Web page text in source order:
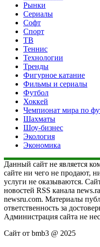
Рынки
Сериалы
Софт
Спорт
ТВ
Теннис
Технологии
Тренды
Фигурное катание
Фильмы и сериалы
Футбол
Хоккей
Чемпионат мира по
Шахматы
Шоу-бизнес
Экология
Экономика
Данный сайт не является
сайте ни чего не продают,
услуги не оказываются.
новостей RSS канала
newsru.com. Материалы
ответственность за
Администрация сайта не
Сайт от bmb3 @ 2025